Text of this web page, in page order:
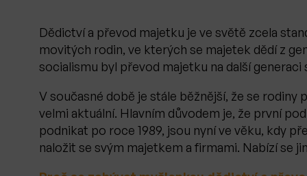
Dědictví a převod majetku je ve světě zcela
movitých rodin, ve kterých se majetek dědí z
socialismu byl převod majetku na další
V současné době je stále běžnější, že se
velmi aktuální. Hlavním důvodem je, že první
podnikat po roce 1989, jsou nyní ve věku, kdy
naložit se svým majetkem a firmami. Nabízí se